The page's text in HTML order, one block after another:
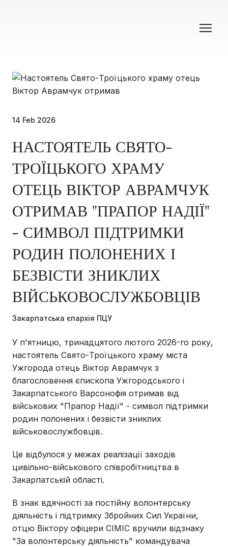
14 Feb 2026
НАСТОЯТЕЛЬ СВЯТО-
ТРОЇЦЬКОГО ХРАМУ
ОТЕЦЬ ВІКТОР АВРАМЧУК
ОТРИМАВ "ПРАПОР НАДІЇ"
- СИМВОЛ ПІДТРИМКИ
РОДИН ПОЛОНЕНИХ І
БЕЗВІСТИ ЗНИКЛИХ
ВІЙСЬКОВОСЛУЖБОВЦІВ
Закарпатська єпархія ПЦУ
У п'ятницю, тринадцятого лютого 2026-го року,
настоятель Свято-Троїцького храму міста
Ужгорода отець Віктор Аврамчук з
благословення єпископа Ужгородського і
Закарпатського Варсонофія отримав від
військових "Прапор Надії" - символ підтримки
родин полонених і безвісти зниклих
військовослужбовців.
Це відбулося у межах реалізації заходів
цивільно-військового співробітництва в
Закарпатській області.
В знак вдячності за постійну волонтерську
діяльність і підтримку Збройних Сил України,
отцю Віктору офіцери СІМІС вручили відзнаку
"За волонтерську діяльність" командувача